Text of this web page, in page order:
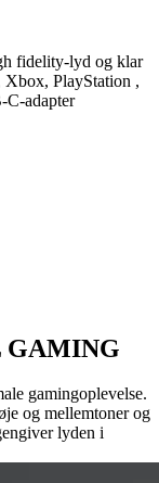
fidelity-lyd og klar
Xbox, PlayStation ,
C-adapter
GAMING
gamingoplevelse.
og mellemtoner og
lyden i